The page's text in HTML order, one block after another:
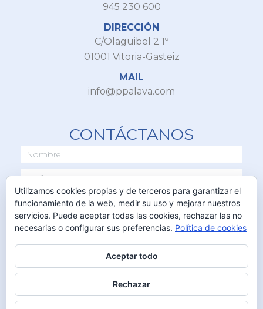
945 230 600
DIRECCIÓN
C/Olaguibel 2 1º
01001 Vitoria-Gasteiz
MAIL
info@ppalava.com
CONTÁCTANOS
ENVIAR
Utilizamos cookies propias y de terceros para garantizar el
funcionamiento de la web, medir su uso y mejorar nuestros
servicios. Puede aceptar todas las cookies, rechazar las no
necesarias o configurar sus preferencias. Política de cookies
Aceptar todo
Rechazar